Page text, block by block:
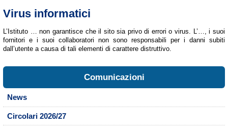
Virus informatici
L’Istituto … non garantisce che il sito sia privo di errori o virus. L’…, i suoi
fornitori e i suoi collaboratori non sono responsabili per i danni subiti
dall’utente a causa di tali elementi di carattere distruttivo.
Comunicazioni
News
Circolari 2026/27